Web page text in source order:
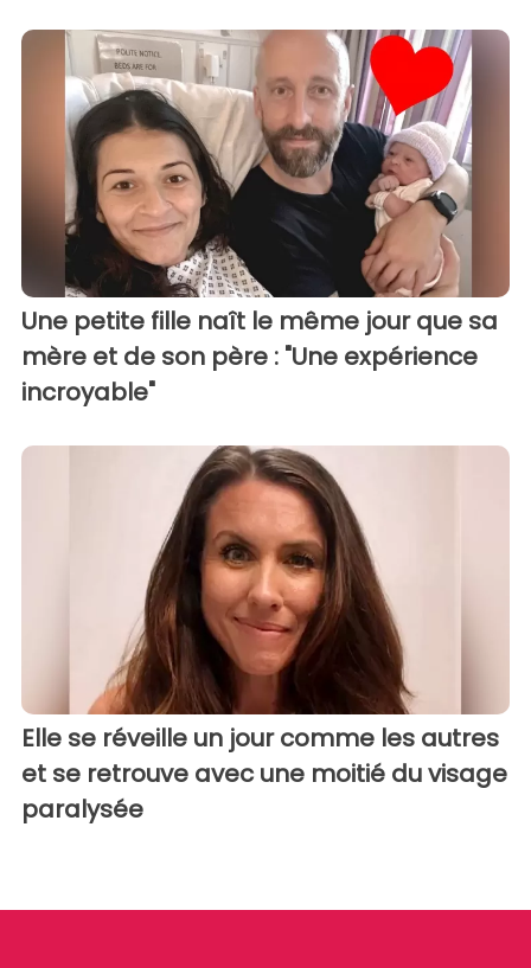
Une petite fille naît le même jour que sa
mère et de son père : "Une expérience
incroyable"
Elle se réveille un jour comme les autres
et se retrouve avec une moitié du visage
paralysée